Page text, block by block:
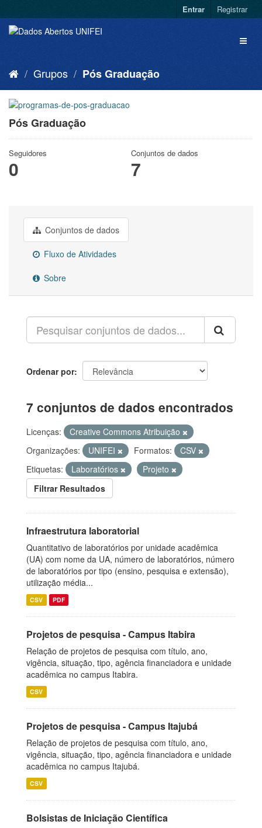
Entrar Registrar
Grupos Pós Graduação
Pós Graduação
Seguidores
0
Conjuntos de dados
7
Conjuntos de dados
Fluxo de Atividades
Sobre
Ordenar por
7 conjuntos de dados encontrados
Licenças:
Creative Commons Atribuição
Organizações:
UNIFEI Formatos:
CSV
Etiquetas:
Laboratórios
Projeto
Filtrar Resultados
Infraestrutura laboratorial
Quantitativo de laboratórios por unidade acadêmica
(UA) com nome da UA, número de laboratórios, número
de laboratórios por tipo (ensino, pesquisa e extensão),
utilização média...
CSV PDF
Projetos de pesquisa - Campus Itabira
Relação de projetos de pesquisa com título, ano,
vigência, situação, tipo, agência financiadora e unidade
acadêmica no campus Itabira.
CSV
Projetos de pesquisa - Campus Itajubá
Relação de projetos de pesquisa com título, ano,
vigência, situação, tipo, agência financiadora e unidade
acadêmica no campus Itajubá.
CSV
Bolsistas de Iniciação Científica